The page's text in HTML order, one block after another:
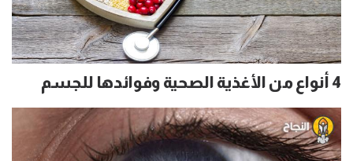
4 أنواع من الأغذية الصحية وفوائدها للجسم